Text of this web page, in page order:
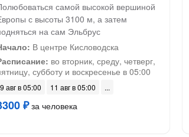
самой высокой вершиной
с высоты 3100 м, а затем
на сам Эльбрус
В центре Кисловодска
во вторник, среду, четверг,
субботу и воскресенье в 05:00
9 авг в 05:00 11 авг в 05:00
₽за человека